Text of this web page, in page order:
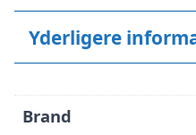
Yderligere
Brand